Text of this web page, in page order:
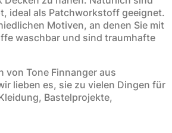
WEIHNACHTSSTOFFE
ideal als Patchworkstoff geeignet.
Motiven, an denen Sie mit
waschbar und sind traumhafte
von Tone Finnanger aus
lieben es, sie zu vielen Dingen für
Bastelprojekte,